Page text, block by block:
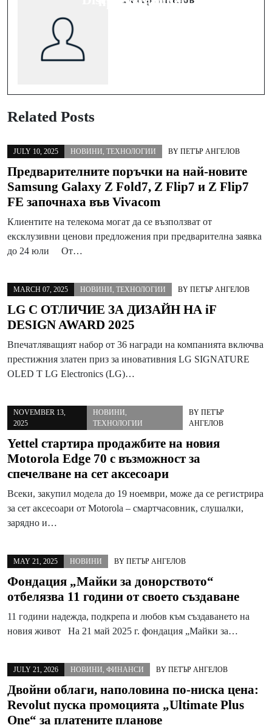
Related Posts
JULY 10, 2025 НОВИНИ ТЕХНОЛОГИИ BY ПЕТЪР АНГЕЛОВ
Предварителните поръчки на най-новите
Samsung Galaxy Z Fold7, Z Flip7 и Z Flip7
FE започнаха във Vivacom
Клиентите на телекома могат да се възползват от
ексклузивни ценови предложения при предварителна заявка
до 24 юли От…
MARCH 07, 2025 НОВИНИ ТЕХНОЛОГИИ BY ПЕТЪР АНГЕЛОВ
LG С ОТЛИЧИЕ ЗА ДИЗАЙН НА iF
DESIGN AWARD 2025
Впечатляващият набор от 36 награди на компанията включва
престижния златен приз за иновативния LG SIGNATURE
OLED T LG Electronics (LG)…
NOVEMBER 13,
2025
НОВИНИ
ТЕХНОЛОГИИ
BY ПЕТЪР
АНГЕЛОВ
Yettel стартира продажбите на новия
Motorola Edge 70 с възможност за
спечелване на сет аксесоари
Всеки, закупил модела до 19 ноември, може да се регистрира
за сет аксесоари от Motorola – смартчасовник, слушалки,
зарядно и…
MAY 21, 2025 НОВИНИ BY ПЕТЪР АНГЕЛОВ
Фондация „Майки за донорството“
отбелязва 11 години от своето създаване
11 години надежда, подкрепа и любов към създаването на
новия живот На 21 май 2025 г. фондация „Майки за…
JULY 21, 2026 НОВИНИ ФИНАНСИ BY ПЕТЪР АНГЕЛОВ
Двойни облаги, наполовина по-ниска цена:
Revolut пуска промоцията „Ultimate Plus
One“ за платените планове